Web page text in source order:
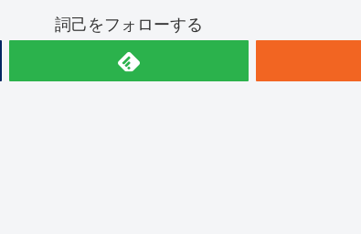
詞己をフォローする